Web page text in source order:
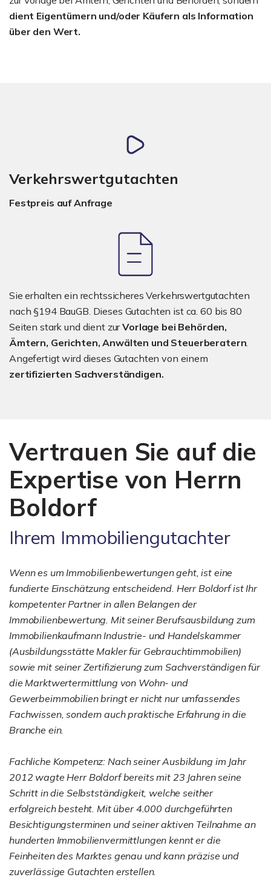
dient Eigentümern und/oder Käufern als Information
über den Wert.
Verkehrswertgutachten
Festpreis auf Anfrage
Sie erhalten ein rechtssicheres Verkehrswertgutachten
nach §194 BauGB. Dieses Gutachten ist ca. 60 bis 80
Seiten stark und dient zurVorlage bei Behörden,
Ämtern, Gerichten, Anwälten und Steuerberatern
Angefertigt wird dieses Gutachten von einem
zertifizierten Sachverständigen.
Vertrauen Sie auf die
Expertise von Herrn
Boldorf
Ihrem Immobiliengutachter
Wenn es um Immobilienbewertungen geht, ist eine
fundierte Einschätzung entscheidend. Herr Boldorf ist Ihr
kompetenter Partner in allen Belangen der
Immobilienbewertung. Mit seiner Berufsausbildung zum
Immobilienkaufmann Industrie- und Handelskammer
(Ausbildungsstätte Makler für Gebrauchtimmobilien)
sowie mit seiner Zertifizierung zum Sachverständigen für
die Marktwertermittlung von Wohn- und
Gewerbeimmobilien bringt er nicht nur umfassendes
Fachwissen, sondern auch praktische Erfahrung in die
Branche ein.
Fachliche Kompetenz: Nach seiner Ausbildung im Jahr
2012 wagte Herr Boldorf bereits mit 23 Jahren seine
Schritt in die Selbstständigkeit, welche seither
erfolgreich besteht. Mit über 4.000 durchgeführten
Besichtigungsterminen und seiner aktiven Teilnahme an
hunderten Immobilienvermittlungen kennt er die
Feinheiten des Marktes genau und kann präzise und
zuverlässige Gutachten erstellen.